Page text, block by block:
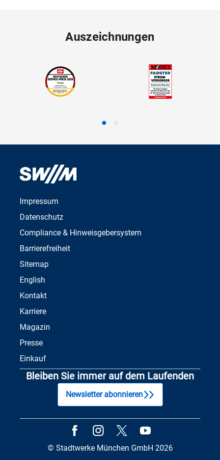
Auszeichnungen
Impressum
Datenschutz
Compliance & Hinweisgebersystem
Barrierefreiheit
Sitemap
English
Kontakt
Karriere
Magazin
Presse
Einkauf